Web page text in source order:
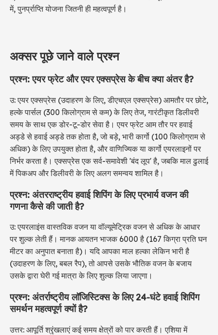
में, पुनर्प्राप्ति योजना जितनी ही महत्वपूर्ण है।
अक्सर पूछे जाने वाले प्रश्न
प्रश्न: एयर फ्रेट और एयर एक्सप्रेस के बीच क्या अंतर है?
उ: एयर एक्सप्रेस (उदाहरण के लिए, डीएचएल एक्सप्रेस) आमतौर पर छोटे,
हल्के पार्सल (300 किलोग्राम से कम) के लिए तेज, गारंटीकृत डिलीवरी
समय के साथ एक डोर-टू-डोर सेवा है। एयर फ्रेट आम तौर पर हवाई
अड्डे से हवाई अड्डे तक होता है, जो बड़े, भारी कार्गो (100 किलोग्राम से
अधिक) के लिए उपयुक्त होता है, और वाणिज्यिक या कार्गो एयरलाइनों पर
निर्भर करता है। एक्सप्रेस एक सर्व-समावेशी 'बंद लूप' है, जबकि माल ढुलाई
में पिकअप और डिलीवरी के लिए अलग समन्वय शामिल है।
प्रश्न: अंतरराष्ट्रीय हवाई शिपिंग के लिए प्रभार्य वजन की
गणना कैसे की जाती है?
उ: एयरलाइंस वास्तविक वजन या वॉल्यूमेट्रिक वजन से अधिक के आधार
पर शुल्क लेती हैं। मानक आयतन भाजक 6000 है (167 किग्रा प्रति घन
मीटर का अनुपात बनाता है)। यदि आपका माल हल्का लेकिन भारी है
(उदाहरण के लिए, बबल रैप), तो आपसे उसके भौतिक वजन के बजाय
उसके द्वारा घेरी गई मात्रा के लिए शुल्क लिया जाएगा।
प्रश्न: अंतर्राष्ट्रीय लॉजिस्टिक्स के लिए 24-घंटे हवाई शिपिंग
समर्थन महत्वपूर्ण क्यों है?
उत्तर: आपूर्ति श्रृंखलाएं कई समय क्षेत्रों को पार करती हैं। एशिया में